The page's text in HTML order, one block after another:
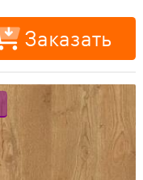
Заказать